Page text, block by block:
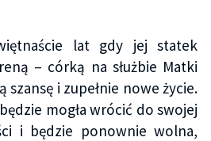
lat gdy jej statek
– córką na służbie Matki
szansę i zupełnie nowe życie.
mogła wrócić do swojej
i będzie ponownie wolna,